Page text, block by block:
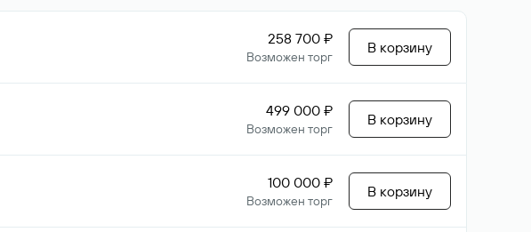
258 700 ₽
Возможен торг
В корзину
499 000 ₽
Возможен торг
В корзину
100 000 ₽
Возможен торг
В корзину